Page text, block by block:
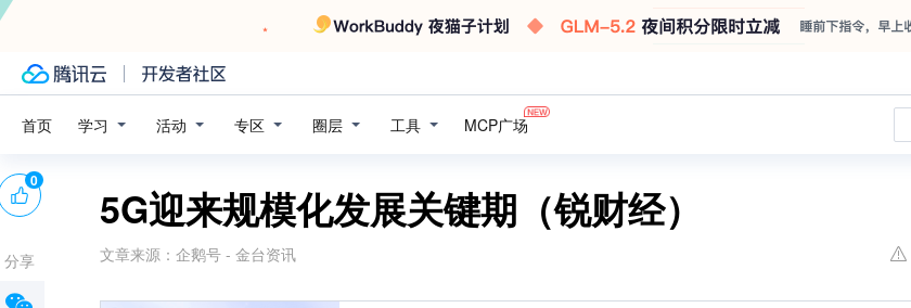
首页 学习 活动 专区 圈层 工具 MCP广场
5G迎来规模化发展关键期（锐财经）
文章来源： 企鹅号 - 金台资讯
0
分享